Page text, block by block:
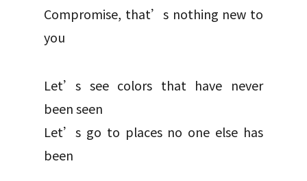
Compromise, that’s nothing new to
you
Let’s see colors that have never
been seen
Let’s go to places no one else has
been